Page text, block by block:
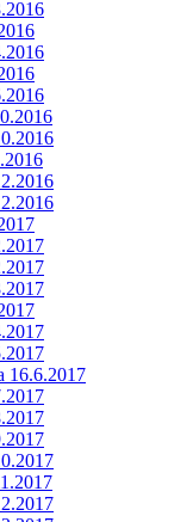
16.6.2017